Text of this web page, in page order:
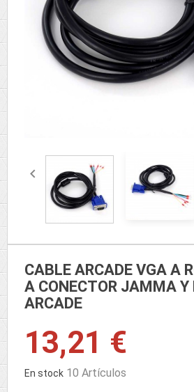

CABLE ARCADE VGA A
A CONECTOR JAMMA Y
ARCADE
13,21 €
En stock 10 Artículos